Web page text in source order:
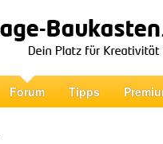
Forum Tipps